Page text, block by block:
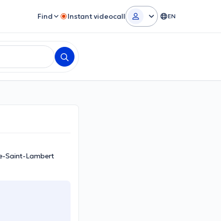
Find Instant videocall EN
Saint-Lambert